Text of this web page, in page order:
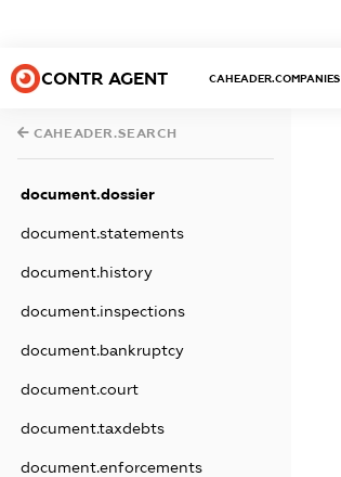
CONTR AGENT CAHEADER.COMPANIES
CAHEADER.SEARCH
document.dossier
document.statements
document.history
document.inspections
document.bankruptcy
document.court
document.taxdebts
document.enforcements